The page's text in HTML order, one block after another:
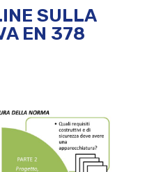
SULLA
EN 378